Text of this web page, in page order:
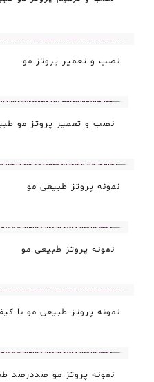
نصب و تعمیر پروتز مو
نصب و تعمیر پروتز مو
نمونه پروتز طبیعی مو
نمونه پروتز طبیعی مو
نمونه پروتز طبیعی مو با
نمونه پروتز مو صددرصد